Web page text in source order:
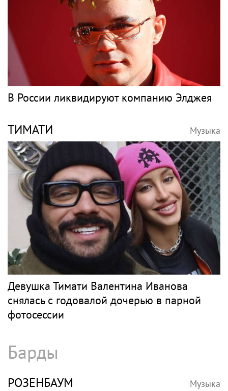
В России ликвидируют компанию Элджея
ТИМАТИ Музыка
Девушка Тимати Валентина Иванова
снялась с годовалой дочерью в парной
фотосессии
Барды
РОЗЕНБАУМ Музыка